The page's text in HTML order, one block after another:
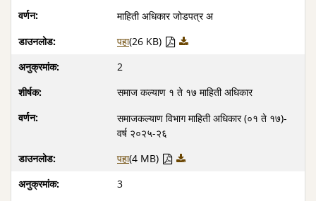
माहिती अधिकार जोडपत्र अ
पहा(26 KB)
2
समाज कल्याण १ ते १७ माहिती अधिकार
समाजकल्याण विभाग माहिती अधिकार (०१ ते १७)-
वर्ष २०२५-२६
पहा(4 MB)
3